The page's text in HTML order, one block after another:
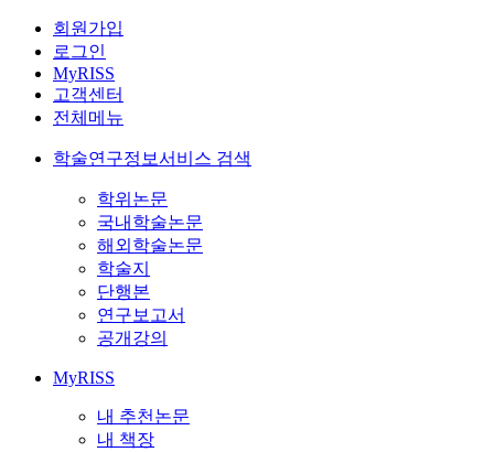
회원가입
로그인
MyRISS
고객센터
전체메뉴
학술연구정보서비스 검색
학위논문
국내학술논문
해외학술논문
학술지
단행본
연구보고서
공개강의
MyRISS
내 추천논문
내 책장